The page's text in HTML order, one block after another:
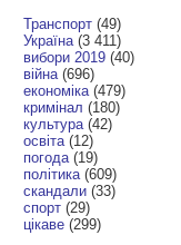
Транспорт (49)
Україна (3 411)
вибори 2019 (40)
війна (696)
економіка (479)
кримінал (180)
культура (42)
освіта (12)
погода (19)
політика (609)
скандали (33)
спорт (29)
цікаве (299)